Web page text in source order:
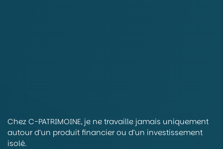
Chez C-PATRIMOINE, je ne travaille jamais uniquement
autour d’un produit financier ou d’un investissement
isolé.